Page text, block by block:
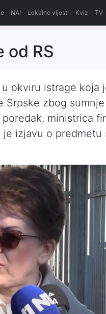
NAI Lokalne vijesti Kviz TV
od RS
okviru istrage koja
zbog sumnje
ministrica
je izjavu o predmetu